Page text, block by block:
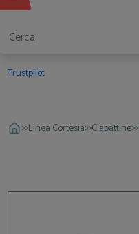
Trustpilot
>>Linea Cortesia>>Ciabattine>>